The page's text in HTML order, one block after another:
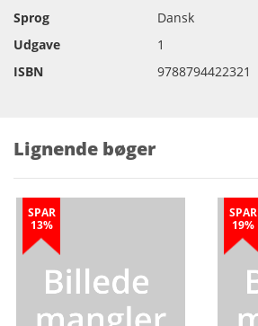
Sprog
Dansk
Udgave
1
ISBN
9788794422321
Lignende bøger
SPAR
13%
SPAR
19%